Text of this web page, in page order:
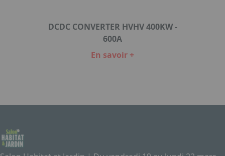
DCDC CONVERTER HVHV 400KW -
600A
En savoir +
of